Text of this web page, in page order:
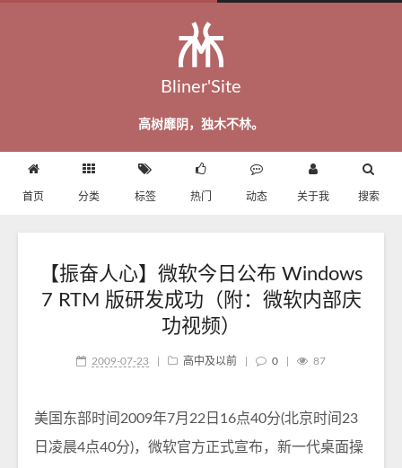
Bliner'Site
高树靡阴，独木不林。
首页 分类 标签 热门 动态 关于我 搜索
【振奋人心】微软今日公布 Windows
7 RTM 版研发成功（附：微软内部庆
功视频）
2009-07-23 高中及以前 0 87
美国东部时间2009年7月22日16点40分(北京时间23
日凌晨4点40分)，微软官方正式宣布，新一代桌面操